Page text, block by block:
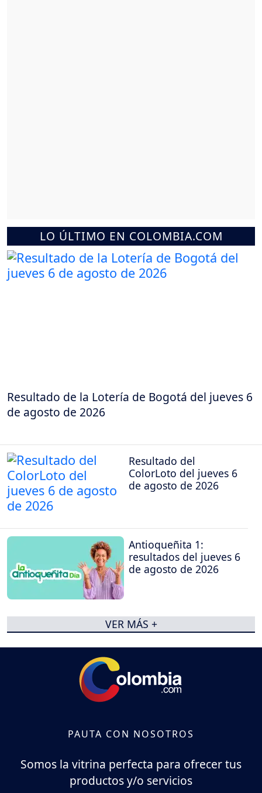
LO ÚLTIMO EN COLOMBIA.COM
Resultado de la Lotería de Bogotá del jueves 6
de agosto de 2026
Resultado del
ColorLoto del jueves 6
de agosto de 2026
Antioqueñita 1:
resultados del jueves 6
de agosto de 2026
VER MÁS +
PAUTA CON NOSOTROS
Somos la vitrina perfecta para ofrecer tus
productos y/o servicios